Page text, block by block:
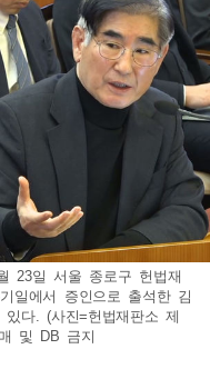
23일 서울 종로구 헌법재
일에서 증인으로 출석한 김
다. (사진=헌법재판소 제
및 DB 금지